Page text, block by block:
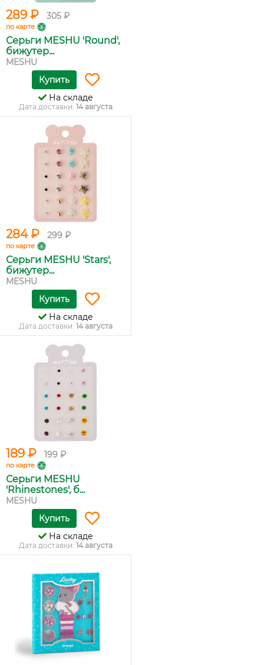
289 ₽ 305 ₽
по карте
Серьги MESHU 'Round',
бижутер...
MESHU
Купить
На складе
Дата доставки: 14 августа
284 ₽ 299 ₽
по карте
Серьги MESHU 'Stars',
бижутер...
MESHU
Купить
На складе
Дата доставки: 14 августа
189 ₽ 199 ₽
по карте
Серьги MESHU
'Rhinestones', б...
MESHU
Купить
На складе
Дата доставки: 14 августа